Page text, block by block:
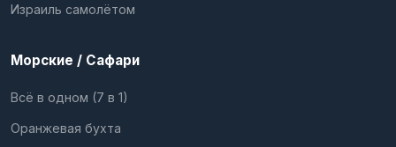
Израиль самолётом
Морские / Сафари
Всё в одном (7 в 1)
Оранжевая бухта